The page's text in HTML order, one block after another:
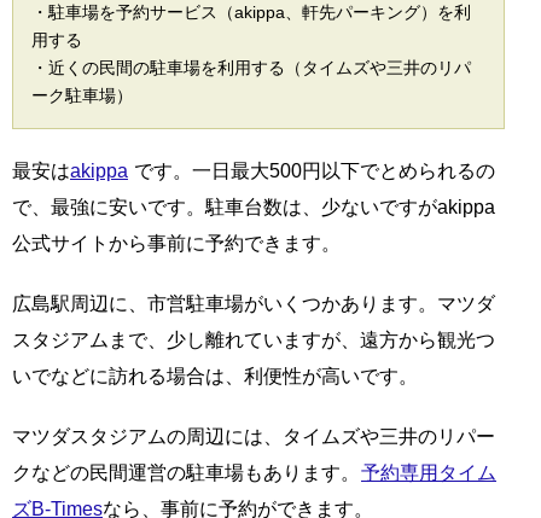
・駐車場を予約サービス（akippa、軒先パーキング）を利
用する
・近くの民間の駐車場を利用する（タイムズや三井のリパ
ーク駐車場）
最安はakippa です。一日最大500円以下でとめられるの
で、最強に安いです。駐車台数は、少ないですがakippa
公式サイトから事前に予約できます。
広島駅周辺に、市営駐車場がいくつかあります。マツダ
スタジアムまで、少し離れていますが、遠方から観光つ
いでなどに訪れる場合は、利便性が高いです。
マツダスタジアムの周辺には、タイムズや三井のリパー
クなどの民間運営の駐車場もあります。 予約専用タイム
ズB-Timesなら、事前に予約ができます。